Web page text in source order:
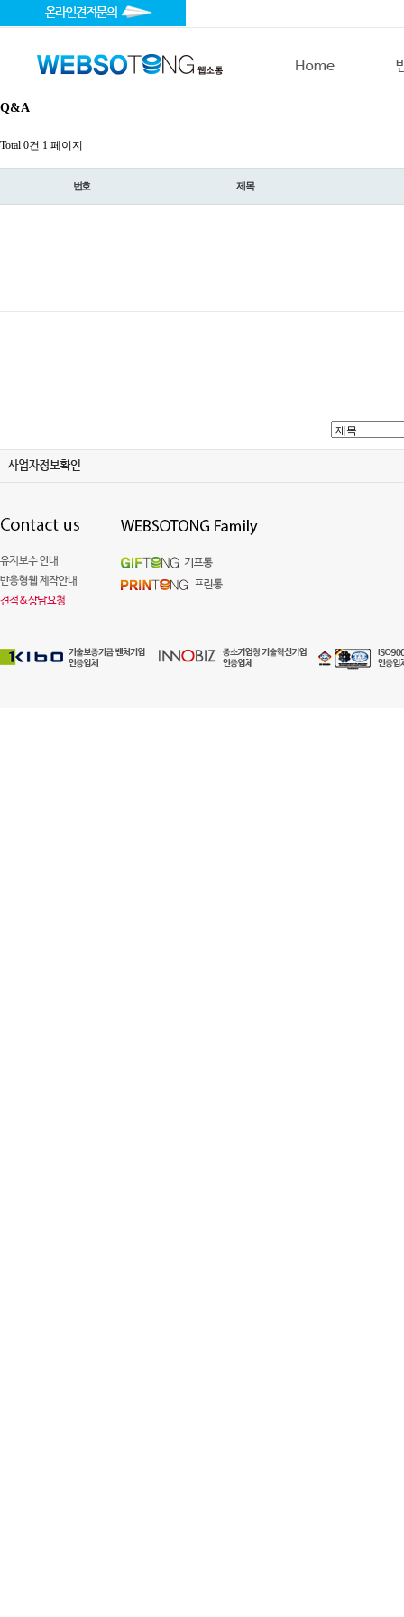
Q&A
Total 0건 1 페이지
번호 제목